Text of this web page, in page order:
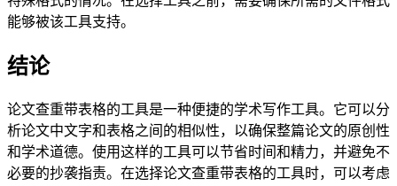
能够被该工具支持。
结论
论文查重带表格的工具是一种便捷的学术写作工具。它可以分
析论文中文字和表格之间的相似性，以确保整篇论文的原创性
和学术道德。使用这样的工具可以节省时间和精力，并避免不
必要的抄袭指责。在选择论文查重带表格的工具时，可以考虑